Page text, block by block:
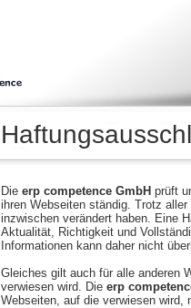
Die erp competence GmbH prüft
ihren Webseiten ständig. Trotz
inzwischen verändert haben. Eine
Aktualität, Richtigkeit und
Informationen kann daher nicht
Gleiches gilt auch für alle anderen
verwiesen wird. Die erp
Webseiten, auf die verwiesen wird,